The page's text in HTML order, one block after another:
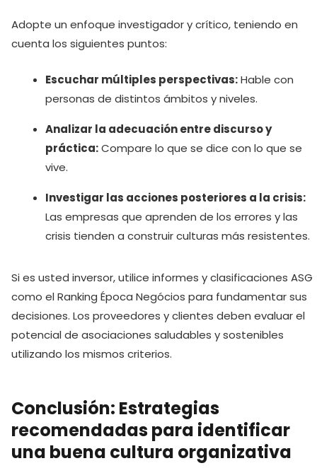
Adopte un enfoque investigador y crítico, teniendo en
cuenta los siguientes puntos:
Escuchar múltiples perspectivas:Hable con
personas de distintos ámbitos y niveles.
Analizar la adecuación entre discurso y
práctica:Compare lo que se dice con lo que se
vive.
Investigar las acciones posteriores a la crisis:
Las empresas que aprenden de los errores y las
crisis tienden a construir culturas más resistentes.
Si es usted inversor, utilice informes y clasificaciones ASG
como el Ranking Época Negócios para fundamentar sus
decisiones. Los proveedores y clientes deben evaluar el
potencial de asociaciones saludables y sostenibles
utilizando los mismos criterios.
Conclusión: Estrategias
recomendadas para identificar
una buena cultura organizativa